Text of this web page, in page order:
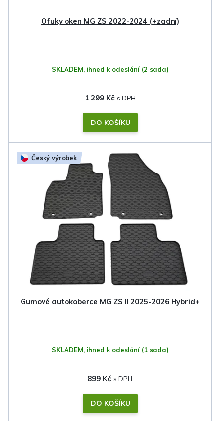
Ofuky oken MG ZS 2022-2024 (+zadní)
SKLADEM, ihned k odeslání (2 sada)
1 299 Kč
DO KOŠÍKU
Český výrobek
Gumové autokoberce MG ZS II 2025-2026 Hybrid+
SKLADEM, ihned k odeslání (1 sada)
899 Kč
DO KOŠÍKU